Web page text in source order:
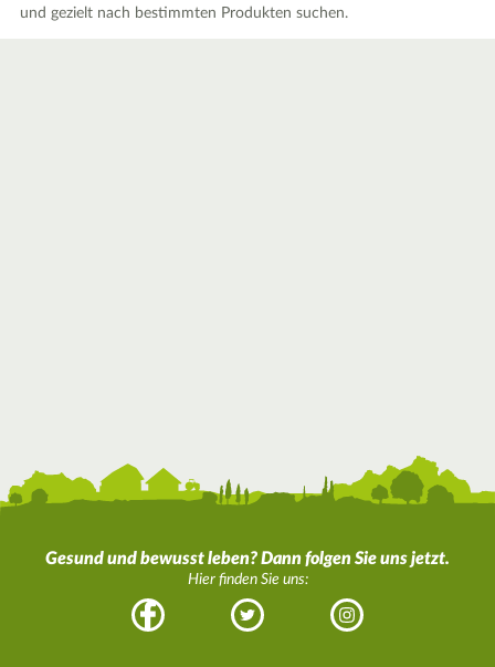
und gezielt nach bestimmten Produkten suchen.
Gesund und bewusst leben? Dann folgen Sie uns jetzt.
Hier finden Sie uns:
Facebook Twitter Instagram